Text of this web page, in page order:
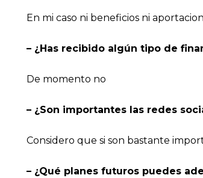
En mi caso ni beneficios ni
– ¿Has recibido algún tipo de
De momento no
– ¿Son importantes las redes
Considero que si son bastante
– ¿Qué planes futuros puedes